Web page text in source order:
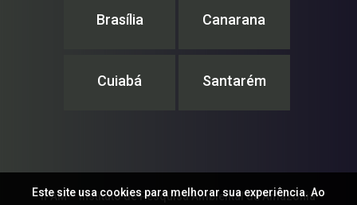
Brasília Canarana
Cuiabá Santarém
IPAM – Instituto de Pesquisa Ambiental da Amazônia
Este site usa cookies para melhorar sua experiência. Ao